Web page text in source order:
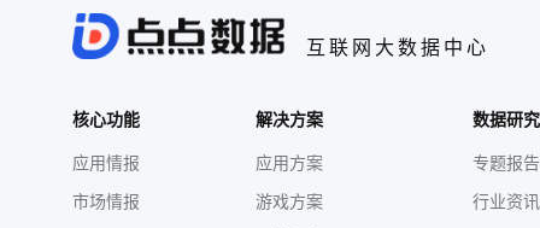
互联网大数据中心
核心功能
应用情报
市场情报
解决方案
应用方案
游戏方案
数据研
专题报告
行业资讯